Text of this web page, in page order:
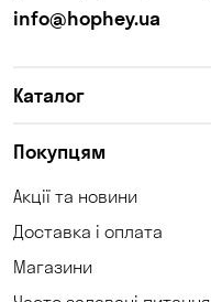
info@hophey.ua
Каталог
Покупцям
Акції та новини
Доставка і оплата
Магазини